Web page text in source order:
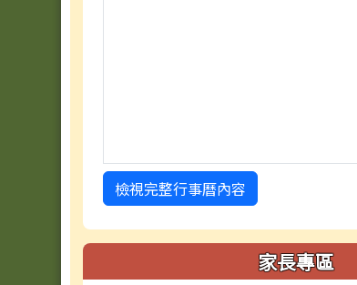
檢視完整行事曆內容
家長專區